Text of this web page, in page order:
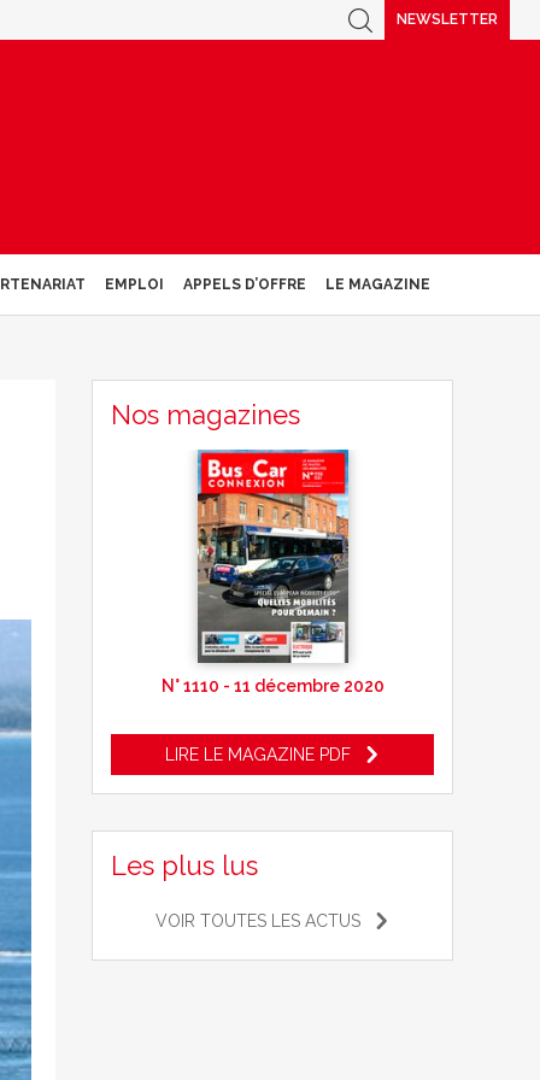
NEWSLETTER
EMPLOI APPELS D’OFFRE LE MAGAZINE
Nos magazines
N° 1110 - 11 décembre 2020
LIRE LE MAGAZINE PDF
Les plus lus
VOIR TOUTES LES ACTUS